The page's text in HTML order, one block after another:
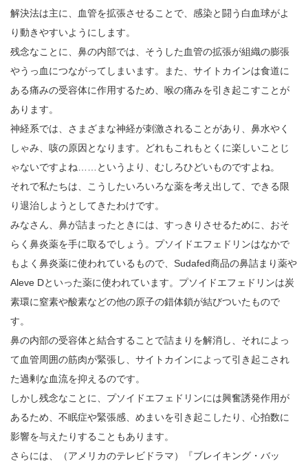
解決法は主に、血管を拡張させることで、感染と闘う白血球がよ
り動きやすいようにします。
残念なことに、鼻の内部では、そうした血管の拡張が組織の膨張
やうっ血につながってしまいます。また、サイトカインは食道に
ある痛みの受容体に作用するため、喉の痛みを引き起こすことが
あります。
神経系では、さまざまな神経が刺激されることがあり、鼻水やく
しゃみ、咳の原因となります。どれもこれもとくに楽しいことじ
ゃないですよね……というより、むしろひどいものですよね。
それで私たちは、こうしたいろいろな薬を考え出して、できる限
り退治しようとしてきたわけです。
みなさん、鼻が詰まったときには、すっきりさせるために、おそ
らく鼻炎薬を手に取るでしょう。プソイドエフェドリンはなかで
もよく鼻炎薬に使われているもので、Sudafed商品の鼻詰まり薬や
Aleve Dといった薬に使われています。プソイドエフェドリンは炭
素環に窒素や酸素などの他の原子の錯体鎖が結びついたもので
す。
鼻の内部の受容体と結合することで詰まりを解消し、それによっ
て血管周囲の筋肉が緊張し、サイトカインによって引き起こされ
た過剰な血流を抑えるのです。
しかし残念なことに、プソイドエフェドリンには興奮誘発作用が
あるため、不眠症や緊張感、めまいを引き起こしたり、心拍数に
影響を与えたりすることもあります。
さらには、（アメリカのテレビドラマ）『ブレイキング・バッ